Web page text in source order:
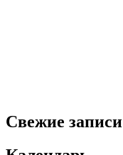
Свежие записи